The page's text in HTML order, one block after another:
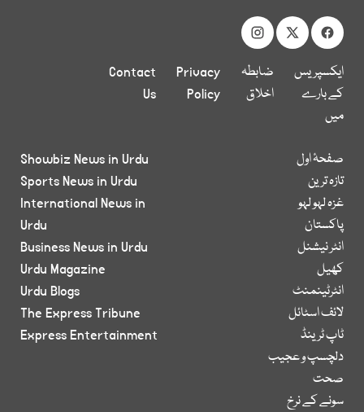
ایکسپریس
کے بارے
میں
ضابطہ
اخلاق
Privacy
Policy
Contact
Us
صفحۂ اول
تازہ ترین
غزہ لہو لہو
پاکستان
انٹر نیشنل
کھیل
انٹرٹینمنٹ
لائف اسٹائل
ٹاپ ٹرینڈ
دلچسپ و عجیب
صحت
سونے کے نرخ
Showbiz News in Urdu
Sports News in Urdu
International News in
Urdu
Business News in Urdu
Urdu Magazine
Urdu Blogs
The Express Tribune
Express Entertainment